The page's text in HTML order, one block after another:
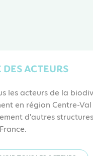
ACTEURS
les acteurs de la
en région Centre-Val
d'autres